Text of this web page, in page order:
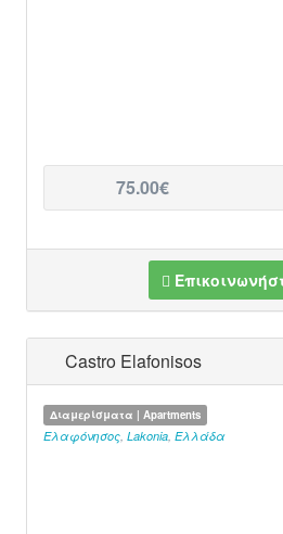
75.00€
Castro Elafonisos
Διαμερίσματα | Apartments
Ελαφόνησος, Lakonia, Ελλάδα